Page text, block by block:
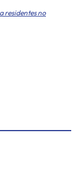
residentes no